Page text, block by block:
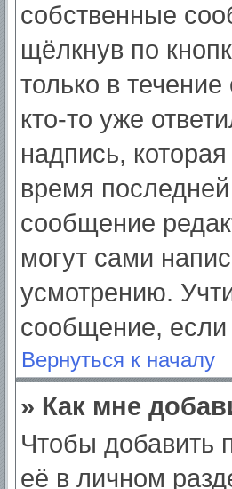
собственные
щёлкнув по
только в
кто-то уже
надпись,
время
сообщение
могут сами
усмотрению.
сообщение, если
Вернуться к началу
» Как мне
Чтобы добавить
её в личном